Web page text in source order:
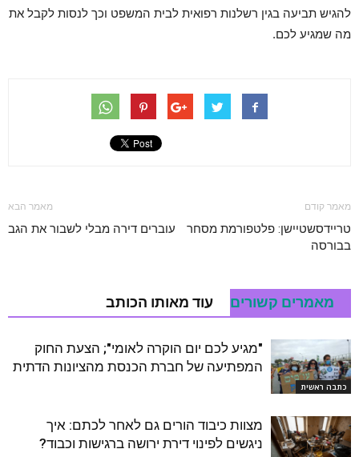
להגיש תביעה בגין רשלנות רפואית לבית המשפט וכך לנסות לקבל את
מה שמגיע לכם.
מאמר קודם
טריידסשטיישן: פלטפורמת מסחר
בבורסה
מאמר הבא
עוברים דירה מבלי לשבור את הגב
מאמרים קשורים עוד מאותו הכותב
כתבה ראשית
"מגיע לכם יום הוקרה לאומי"; הצעת החוק
המפתיעה של חברת הכנסת מהציונות הדתית
מצוות כיבוד הורים גם לאחר לכתם: איך
ניגשים לפינוי דירת ירושה ברגישות וכבוד?